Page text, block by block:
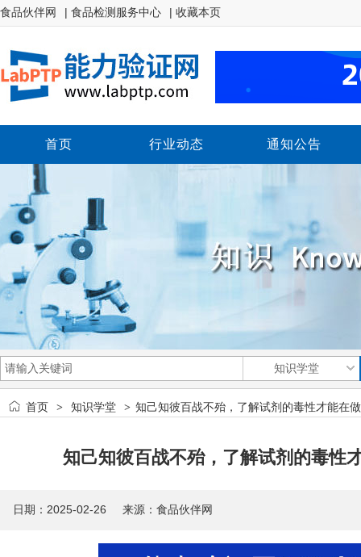
食品伙伴网 | 食品检测服务中心 | 收藏本页
首页 行业动态 通知公告
首页 > 知识学堂 > 知己知彼百战不殆，了解试剂的毒性才能在
知己知彼百战不殆，了解试剂的毒性
日期：2025-02-26 来源： 食品伙伴网